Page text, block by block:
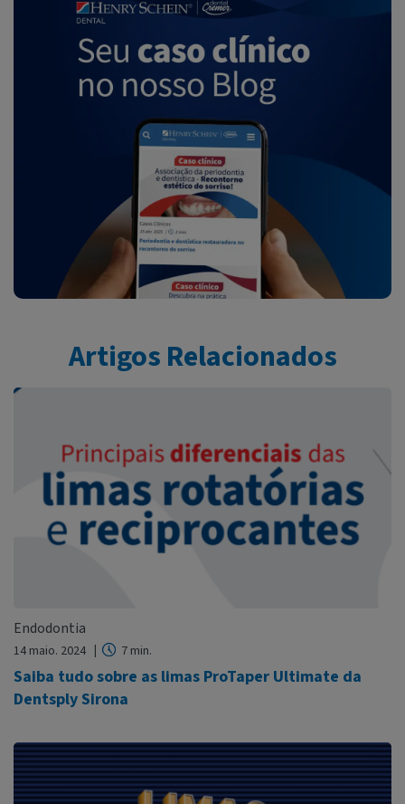
Artigos Relacionados
Endodontia
14 maio. 2024 7 min.
Saiba tudo sobre as limas ProTaper Ultimate da
Dentsply Sirona